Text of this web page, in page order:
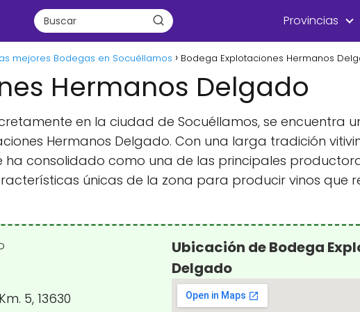
Provincias
mejores Bodegas en Socuéllamos Bodega Explotaciones Hermanos
Hermanos Delgado
en la ciudad de Socuéllamos, se encuentra
Hermanos Delgado. Con una larga tradición
consolidado como una de las principales
únicas de la zona para producir vinos que
5, 13630
Ubicación de Bodega
Delgado